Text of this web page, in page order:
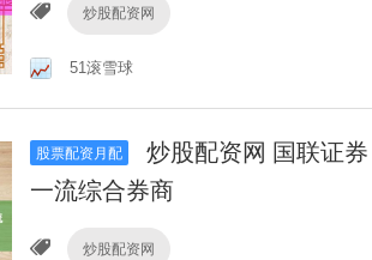
炒股配资网
51滚雪球
股票配资月配
炒股配资网 国联证
一流综合券商
炒股配资网